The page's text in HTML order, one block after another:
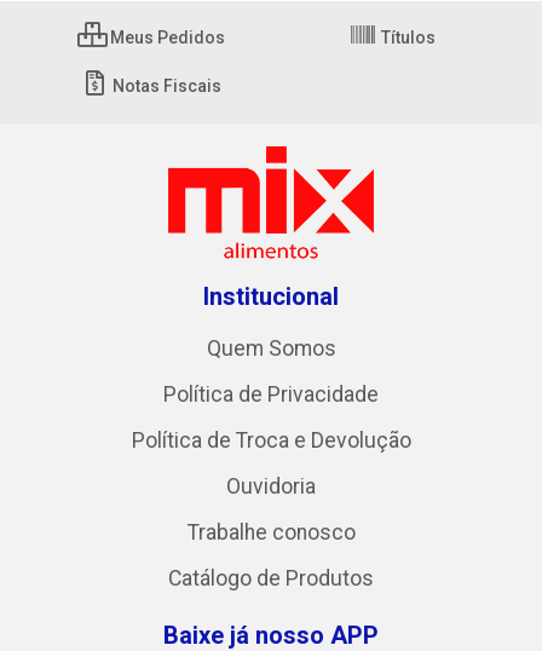
Meus Pedidos Títulos
Notas Fiscais
Institucional
Quem Somos
Política de Privacidade
Política de Troca e Devolução
Ouvidoria
Trabalhe conosco
Catálogo de Produtos
Baixe já nosso APP